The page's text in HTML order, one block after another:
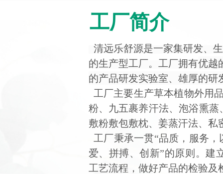
工厂简介
清远乐舒源是一家集研发、
的生产型工厂。工厂拥有优越
的产品研发实验室、 雄厚的研
工厂主要生产草本植物外用
粉、 九五裹养汗法、泡浴熏蒸
敷粉敷包敷枕、姜蒸汗法、私
工厂秉承一贯“品质，服务
爱、拼搏、创新”的原则。建
工艺流程，做好产品的检验及